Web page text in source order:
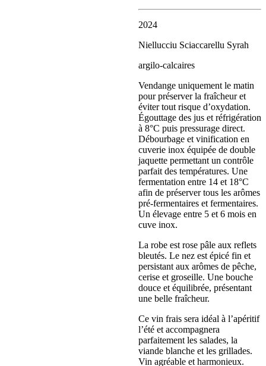
2024
Niellucciu Sciaccarellu Syrah
argilo-calcaires
Vendange uniquement le matin
pour préserver la fraîcheur et
éviter tout risque d’oxydation.
Égouttage des jus et réfrigération
à 8°C puis pressurage direct.
Débourbage et vinification en
cuverie inox équipée de double
jaquette permettant un contrôle
parfait des températures. Une
fermentation entre 14 et 18°C
afin de préserver tous les arômes
pré-fermentaires et fermentaires.
Un élevage entre 5 et 6 mois en
cuve inox.
La robe est rose pâle aux reflets
bleutés. Le nez est épicé fin et
persistant aux arômes de pêche,
cerise et groseille. Une bouche
douce et équilibrée, présentant
une belle fraîcheur.
Ce vin frais sera idéal à l’apéritif
l’été et accompagnera
parfaitement les salades, la
viande blanche et les grillades.
Vin agréable et harmonieux.